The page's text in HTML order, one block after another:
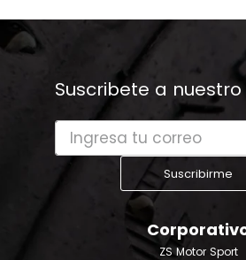
Suscribete a
Suscribirme
ZS Motor Sport